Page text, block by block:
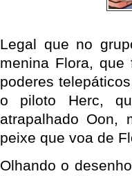
Legal que no
menina Flora,
poderes
o piloto Herc,
atrapalhado Oon,
peixe que voa de
Olhando o